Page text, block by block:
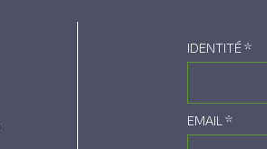
IDENTITÉ*
EMAIL*